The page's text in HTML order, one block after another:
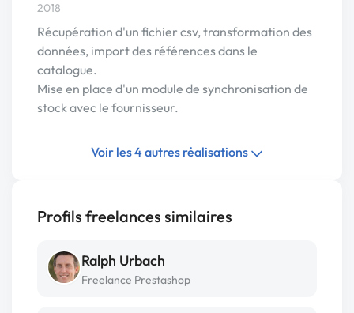
2018
Récupération d'un fichier csv, transformation des
données, import des références dans le
catalogue.
Mise en place d'un module de synchronisation de
stock avec le fournisseur.
Voir les 4 autres réalisations
Profils freelances similaires
Ralph Urbach
Freelance Prestashop